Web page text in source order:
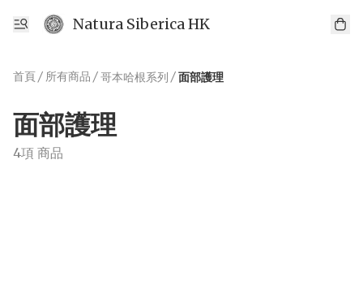
Natura Siberica HK
首頁/ 所有商品 /哥本哈根系列 /面部護理
面部護理
4項 商品